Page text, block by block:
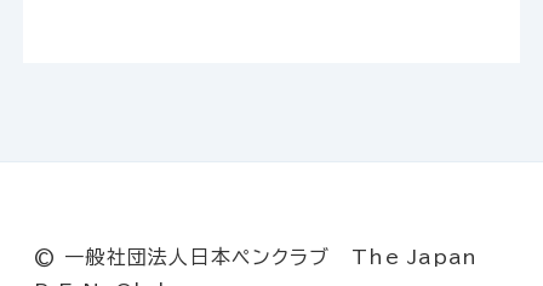
© 一般社団法人日本ペンクラブ The Japan